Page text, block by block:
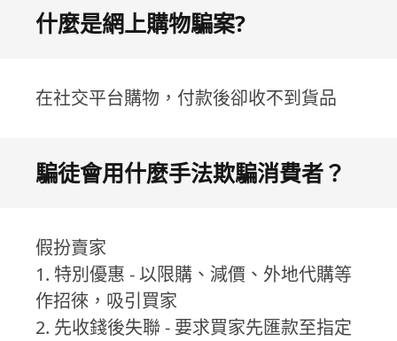
什麼是網上購物騙案?
在社交平台購物，付款後卻收不到貨品
騙徒會用什麼手法欺騙消費者？
假扮賣家
1. 特別優惠 - 以限購、減價、外地代購等
作招徠，吸引買家
2. 先收錢後失聯 - 要求買家先匯款至指定